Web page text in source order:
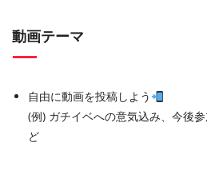
動画テーマ
自由に動画を投稿しよう
(例) ガチイベへの意気込み、今後
ど